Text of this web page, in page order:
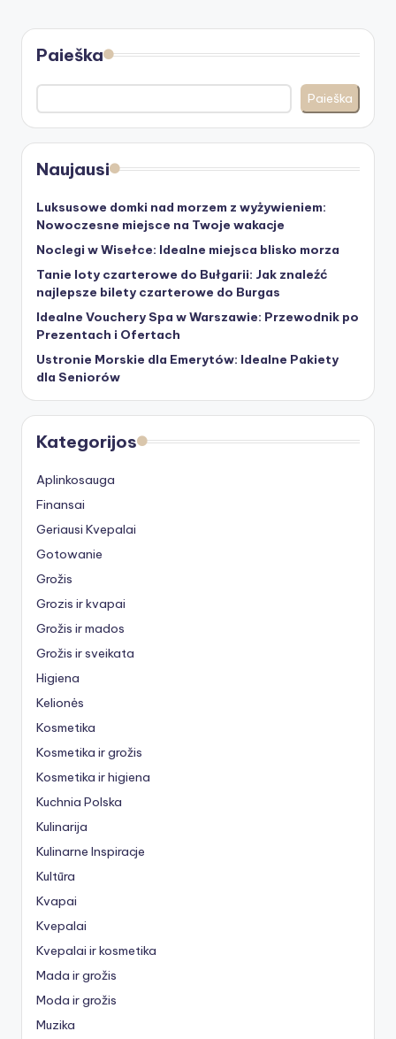
Paieška
Paieška
Naujausi
Luksusowe domki nad morzem z wyżywieniem:
Nowoczesne miejsce na Twoje wakacje
Noclegi w Wisełce: Idealne miejsca blisko morza
Tanie loty czarterowe do Bułgarii: Jak znaleźć
najlepsze bilety czarterowe do Burgas
Idealne Vouchery Spa w Warszawie: Przewodnik po
Prezentach i Ofertach
Ustronie Morskie dla Emerytów: Idealne Pakiety
dla Seniorów
Kategorijos
Aplinkosauga
Finansai
Geriausi Kvepalai
Gotowanie
Grožis
Grozis ir kvapai
Grožis ir mados
Grožis ir sveikata
Higiena
Kelionės
Kosmetika
Kosmetika ir grožis
Kosmetika ir higiena
Kuchnia Polska
Kulinarija
Kulinarne Inspiracje
Kultūra
Kvapai
Kvepalai
Kvepalai ir kosmetika
Mada ir grožis
Moda ir grožis
Muzika